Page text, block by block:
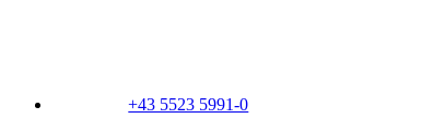
+43 5523 5991-0